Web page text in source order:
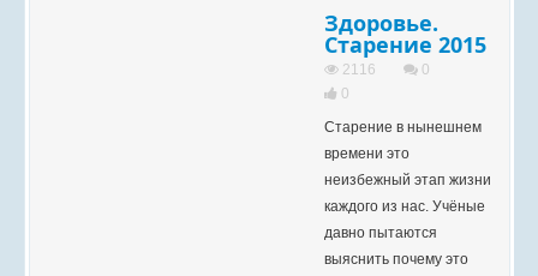
Здоровье.
Старение 2015
2116
0
0
Старение в нынешнем
времени это
неизбежный этап жизни
каждого из нас. Учёные
давно пытаются
выяснить почему это